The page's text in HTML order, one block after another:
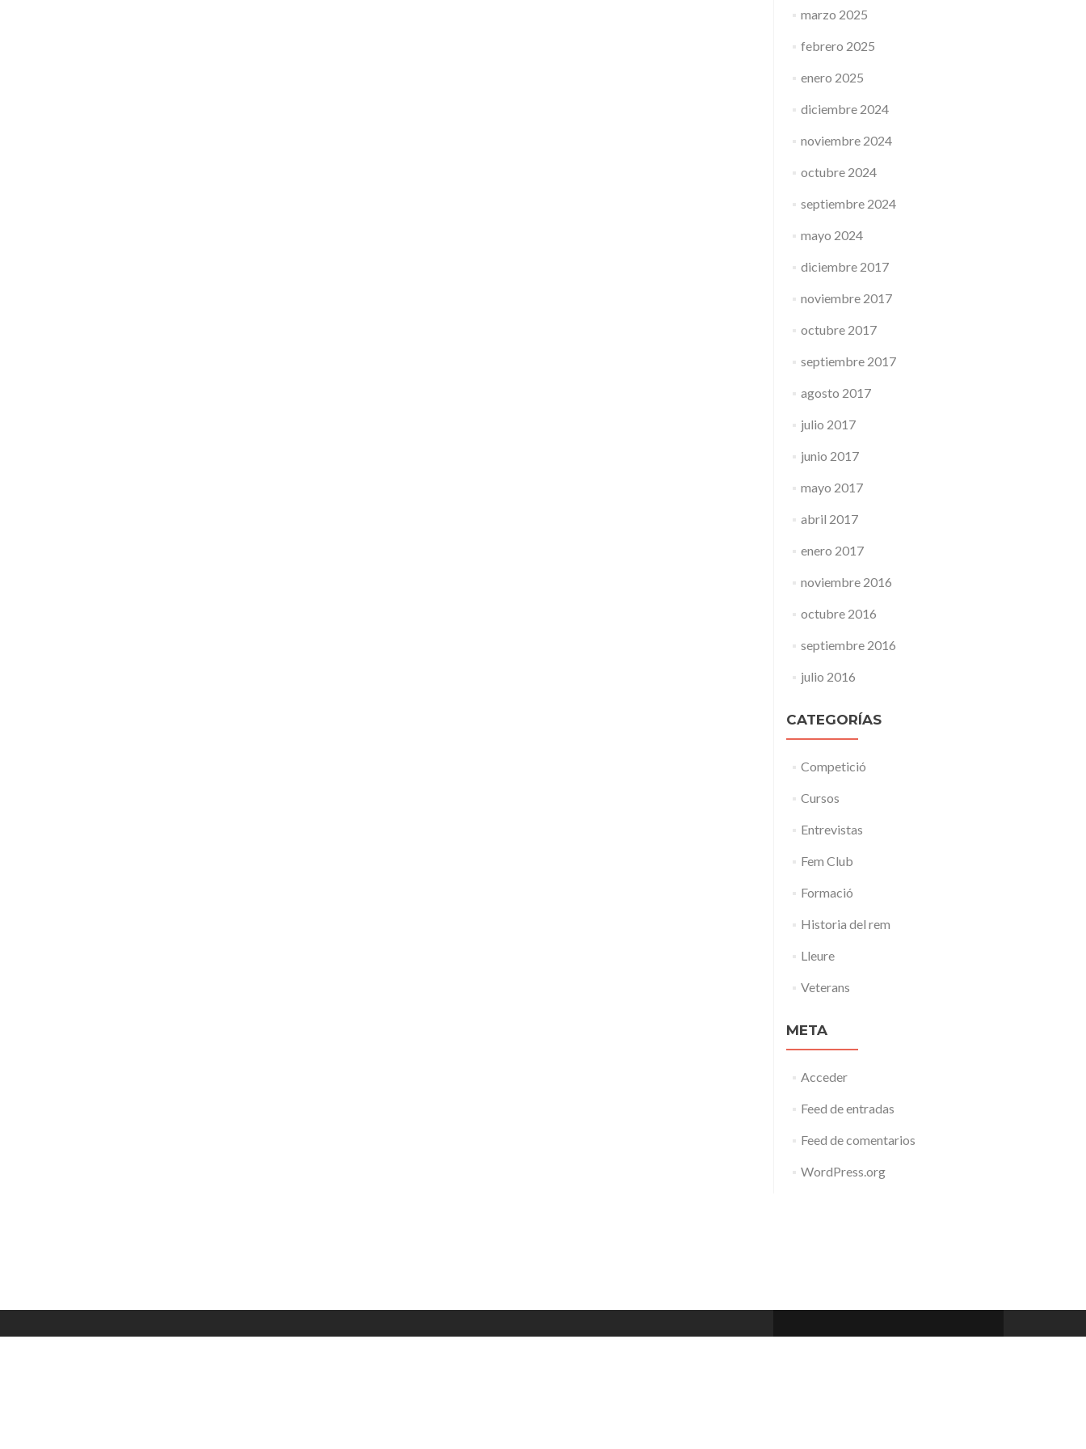
marzo 2025
febrero 2025
enero 2025
diciembre 2024
noviembre 2024
octubre 2024
septiembre 2024
mayo 2024
diciembre 2017
noviembre 2017
octubre 2017
septiembre 2017
agosto 2017
julio 2017
junio 2017
mayo 2017
abril 2017
enero 2017
noviembre 2016
octubre 2016
septiembre 2016
julio 2016
CATEGORÍAS
Competició
Cursos
Entrevistas
Fem Club
Formació
Historia del rem
Lleure
Veterans
META
Acceder
Feed de entradas
Feed de comentarios
WordPress.org